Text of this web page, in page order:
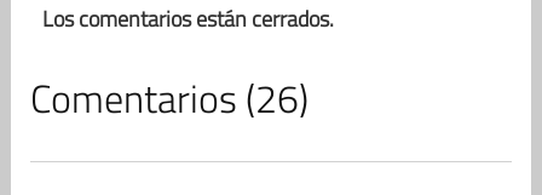
Los comentarios están cerrados.
Comentarios (26)